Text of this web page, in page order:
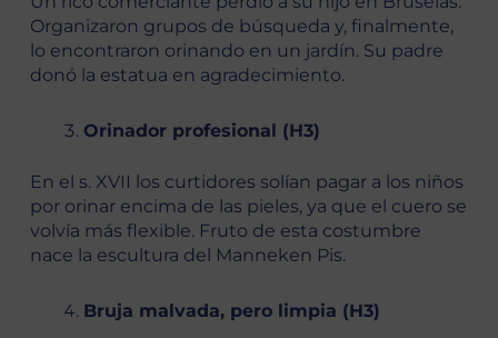
Organizaron grupos de búsqueda y, finalmente,
lo encontraron orinando en un jardín. Su padre
donó la estatua en agradecimiento.
Orinador profesional (H3)
En el s. XVII los curtidores solían pagar a los niños
por orinar encima de las pieles, ya que el cuero se
volvía más flexible. Fruto de esta costumbre
nace la escultura del Manneken Pis.
Bruja malvada, pero limpia (H3)